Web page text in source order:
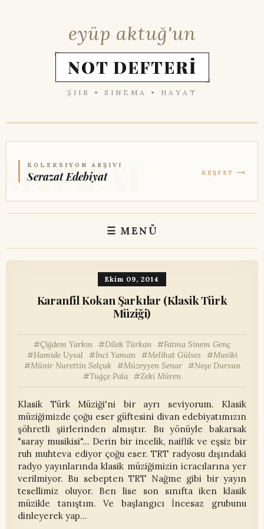
eyüp aktuğ'un
NOT DEFTERİ
ŞIIR • SINEMA • HAYAT
KOLEKSIYON ARŞIVI
Serazat Edebiyat KEŞFET ⟶
☰ MENÜ
Ekim 09, 2014
Karanfil Kokan Şarkılar (Klasik Türk
Müziği)
Çiğdem Yarkın Dilek Türkan
Fatma Sinem Genç
Hamide Uysal
İnci Yaman Melihat Gülses
Musiki
Münir Nurettin Selçuk
Müzeyyen Senar
Neşe Dursun
Tuğçe Pala
Zeki Müren
Klasik Türk Müziği'ni bir ayrı seviyorum. Klasik
müziğimizde çoğu eser güftesini divan edebiyatımızın
şöhretli şiirlerinden almıştır. Bu yönüyle bakarsak
"saray musikisi"... Derin bir incelik, naiflik ve eşsiz bir
ruh muhteva ediyor çoğu eser. TRT radyosu dışındaki
radyo yayınlarında klasik müziğimizin icracılarına yer
verilmiyor. Bu sebepten TRT Nağme gibi bir yayın
tesellimiz oluyor. Ben lise son sınıfta iken klasik
müzikle tanıştım. Ve başlangıcı İncesaz grubunu
dinleyerek yap…